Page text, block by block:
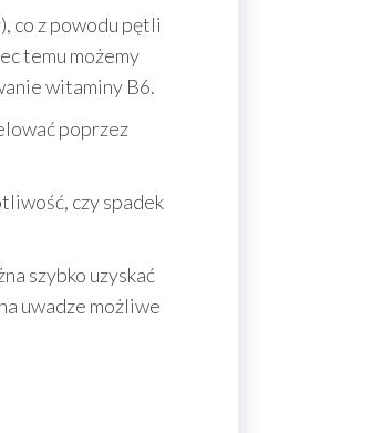
co z powodu pętli
temu możemy
witaminy B6.
poprzez
czy spadek
szybko uzyskać
uwadze możliwe